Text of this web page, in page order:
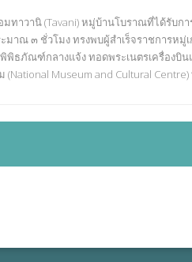
ทาวานิ (Tavani) หมู่บ้านโบราณที่ได้รับก
มาณ ๓ ชั่วโมง ทรงพบผู้สำเร็จราชการ
ภัณฑ์กลางแจ้ง ทอดพระเนตรเครื่องบิน
Museum and Cultural